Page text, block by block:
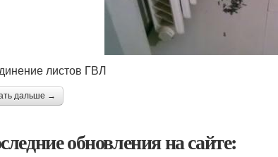
листов ГВЛ
дальше →
обновления на сайте: